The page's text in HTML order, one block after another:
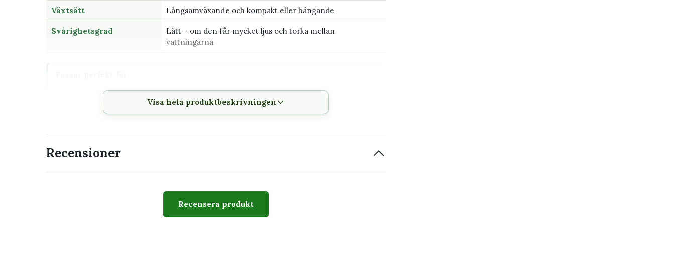
Växtsätt Långsamväxande och kompakt eller hängande
Svårighetsgrad
Lätt – om den får mycket ljus och torka mellan
vattningarna
Dig som vill komplettera samlingen med en växt som skiljer sig från de vanligaste
En placering där växtens behov av ljus och vattning kan följas
Hildewintera aureispina cristata 10,5 cm kännetecknas av karakteristisk stamform och taggar
eller hår. Utseendet varierar naturligt mellan exemplar. Bilden visar växtens typiska karaktär,
men storlek, antal blad och växtform kan skilja sig.
Visa hela produktbeskrivningen
Recensioner
Recensera produkt